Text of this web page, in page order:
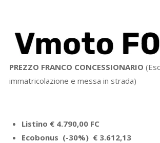
PREZZO FRANCO CONCESSIONARIO
immatricolazione e messa in strada)
Listino € 4.790,00 FC
Ecobonus (-30%) € 3.612,13